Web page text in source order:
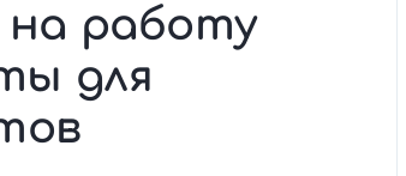
работу
для